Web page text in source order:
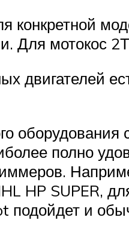
конкретной
Для мотокос
двигателей
полно
HP SUPER,
подойдет и